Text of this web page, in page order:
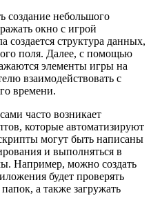
создание небольшого
окно с игрой
создается структура данных,
поля. Далее, с помощью
элементы игры на
взаимодействовать с
времени.
часто возникает
которые автоматизируют
могут быть написаны
и выполняться в
Например, можно создать
будет проверять
а также загружать